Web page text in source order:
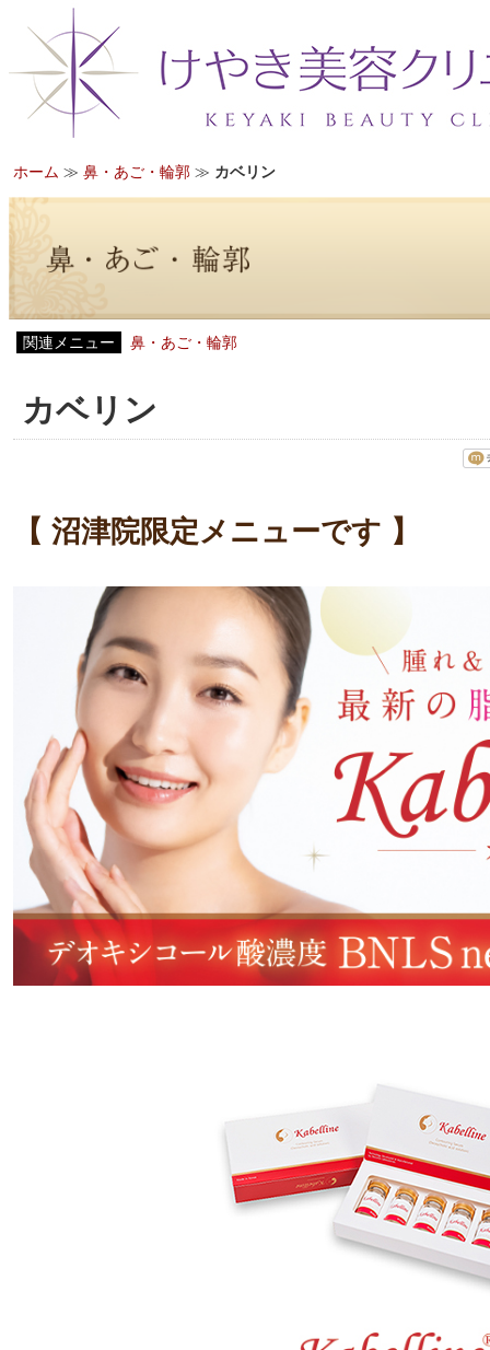
ホーム ≫ 鼻・あご・輪郭 ≫ カベリン
関連メニュー 鼻・あご・輪郭
カベリン
【 沼津院限定メニューです 】